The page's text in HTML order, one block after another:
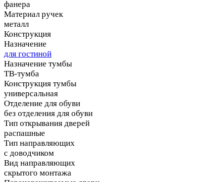
фанера
Материал ручек
металл
Конструкция
Назначение
для гостиной
Назначение тумбы
ТВ-тумба
Конструкция тумбы
универсальная
Отделение для обуви
без отделения для обуви
Тип открывания дверей
распашные
Тип направляющих
с доводчиком
Вид направляющих
скрытого монтажа